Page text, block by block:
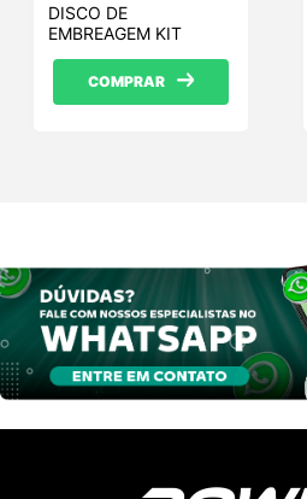
DISCO DE
EMBREAGEM KIT
COMPRAR